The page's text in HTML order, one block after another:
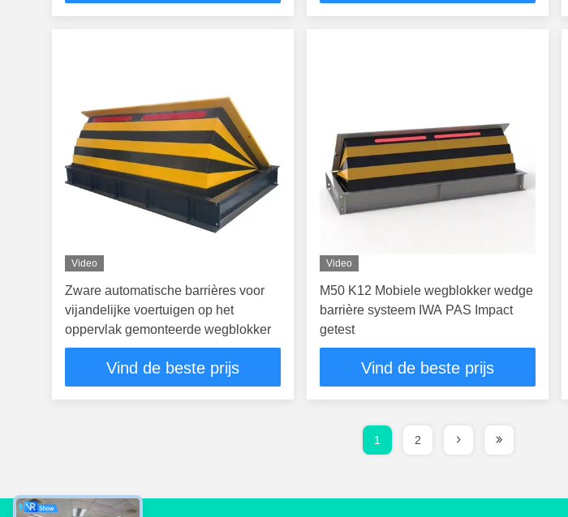
Video
Zware automatische barrières voor
vijandelijke voertuigen op het
oppervlak gemonteerde wegblokker
Vind de beste prijs
Video
M50 K12 Mobiele wegblokker wedge
barrière systeem IWA PAS Impact
getest
Vind de beste prijs
1 2